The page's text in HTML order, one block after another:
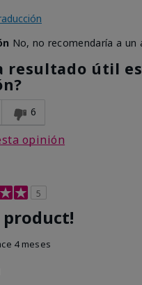
No, no recomendaría a un
resultado útil
6
opinión
5
product!
4 meses